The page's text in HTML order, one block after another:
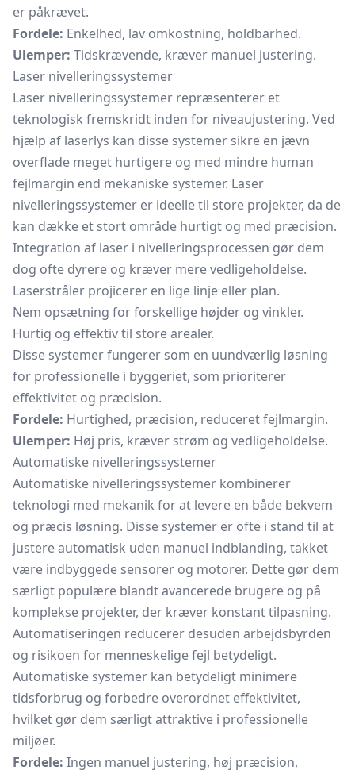
er påkrævet.
Fordele: Enkelhed, lav omkostning, holdbarhed.
Ulemper: Tidskrævende, kræver manuel justering.
Laser nivelleringssystemer
Laser nivelleringssystemer repræsenterer et
teknologisk fremskridt inden for niveaujustering. Ved
hjælp af laserlys kan disse systemer sikre en jævn
overflade meget hurtigere og med mindre human
fejlmargin end mekaniske systemer. Laser
nivelleringssystemer er ideelle til store projekter, da de
kan dække et stort område hurtigt og med præcision.
Integration af laser i nivelleringsprocessen gør dem
dog ofte dyrere og kræver mere vedligeholdelse.
Laserstråler projicerer en lige linje eller plan.
Nem opsætning for forskellige højder og vinkler.
Hurtig og effektiv til store arealer.
Disse systemer fungerer som en uundværlig løsning
for professionelle i byggeriet, som prioriterer
effektivitet og præcision.
Fordele: Hurtighed, præcision, reduceret fejlmargin.
Ulemper: Høj pris, kræver strøm og vedligeholdelse.
Automatiske nivelleringssystemer
Automatiske nivelleringssystemer kombinerer
teknologi med mekanik for at levere en både bekvem
og præcis løsning. Disse systemer er ofte i stand til at
justere automatisk uden manuel indblanding, takket
være indbyggede sensorer og motorer. Dette gør dem
særligt populære blandt avancerede brugere og på
komplekse projekter, der kræver konstant tilpasning.
Automatiseringen reducerer desuden arbejdsbyrden
og risikoen for menneskelige fejl betydeligt.
Automatiske systemer kan betydeligt minimere
tidsforbrug og forbedre overordnet effektivitet,
hvilket gør dem særligt attraktive i professionelle
miljøer.
Fordele: Ingen manuel justering, høj præcision,